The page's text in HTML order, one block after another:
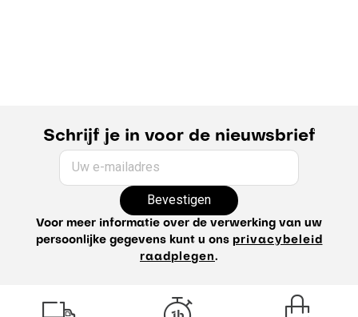
Schrijf je in voor de nieuwsbrief
Uw e-mailadres
Bevestigen
Voor meer informatie over de verwerking van uw
persoonlijke gegevens kunt u ons privacybeleid
raadplegen.